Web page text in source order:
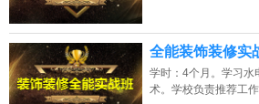
2026年8月8号_陕西_杨同学（131****2094）报名:
全能装饰装修实
学时：4个月。学习水
术。学校负责推荐工